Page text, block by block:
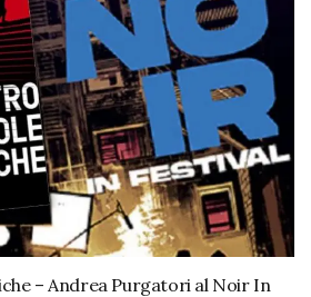
– Andrea Purgatori al Noir In